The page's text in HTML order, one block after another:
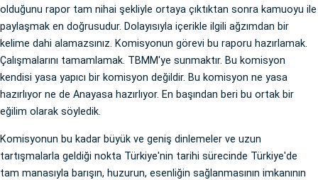
olduğunu rapor tam nihai şekliyle ortaya çıktıktan sonra kamuoyu ile
paylaşmak en doğrusudur. Dolayısıyla içerikle ilgili ağzımdan bir
kelime dahi alamazsınız. Komisyonun görevi bu raporu hazırlamak.
Çalışmalarını tamamlamak. TBMM'ye sunmaktır. Bu komisyon
kendisi yasa yapıcı bir komisyon değildir. Bu komisyon ne yasa
hazırlıyor ne de Anayasa hazırlıyor. En başından beri bu ortak bir
eğilim olarak söyledik.
Komisyonun bu kadar büyük ve geniş dinlemeler ve uzun
tartışmalarla geldiği nokta Türkiye'nin tarihi sürecinde Türkiye'de
tam manasıyla barışın, huzurun, esenliğin sağlanmasının imkanının